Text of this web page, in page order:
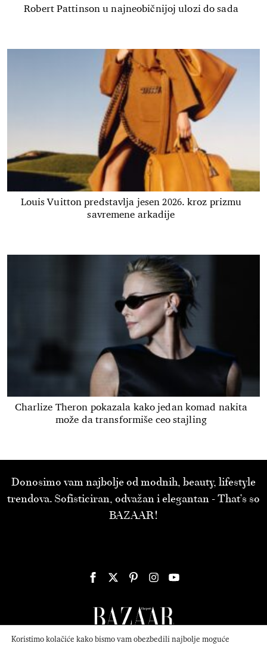
Robert Pattinson u najneobičnijoj ulozi do sada
Louis Vuitton predstavlja jesen 2026. kroz prizmu
savremene arkadije
Charlize Theron pokazala kako jedan komad nakita
može da transformiše ceo stajling
Donosimo vam najbolje od modnih, beauty, lifestyle
trendova. Sofisticiran, odvažan i elegantan - That’s so
BAZAAR!
Koristimo kolačiće kako bismo vam obezbedili najbolje moguće